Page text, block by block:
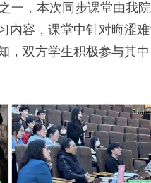
，本次同步课堂由我
容，课堂中针对晦涩
双方学生积极参与其中